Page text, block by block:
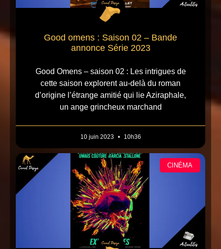
Good omens : Saison 02 – Bande
annonce Série 2023
Good Omens – saison 02 : Les intrigues de
cette saison explorent au-delà du roman
d’origine l’étrange amitié qui lie Aziraphale,
un ange grincheux marchand
10 juin 2023 10h36
CINÉMA